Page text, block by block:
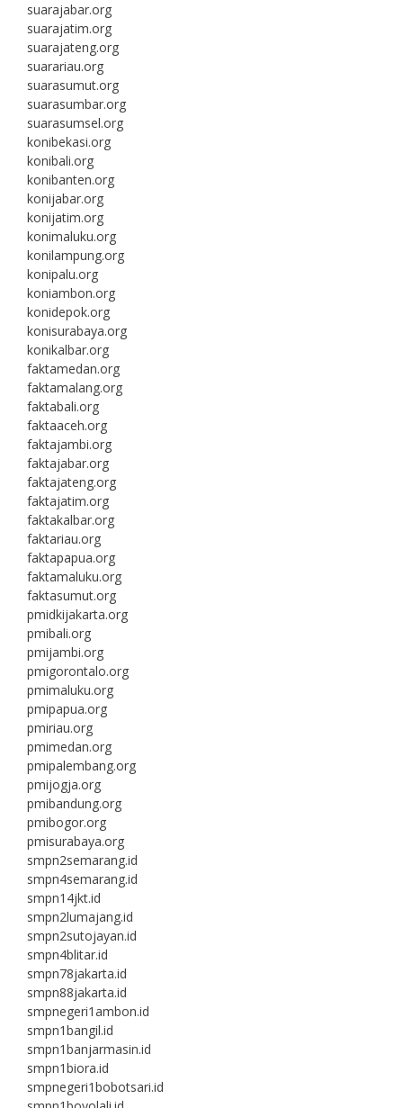
suarajabar.org
suarajatim.org
suarajateng.org
suarariau.org
suarasumut.org
suarasumbar.org
suarasumsel.org
konibekasi.org
konibali.org
konibanten.org
konijabar.org
konijatim.org
konimaluku.org
konilampung.org
konipalu.org
koniambon.org
konidepok.org
konisurabaya.org
konikalbar.org
faktamedan.org
faktamalang.org
faktabali.org
faktaaceh.org
faktajambi.org
faktajabar.org
faktajateng.org
faktajatim.org
faktakalbar.org
faktariau.org
faktapapua.org
faktamaluku.org
faktasumut.org
pmidkijakarta.org
pmibali.org
pmijambi.org
pmigorontalo.org
pmimaluku.org
pmipapua.org
pmiriau.org
pmimedan.org
pmipalembang.org
pmijogja.org
pmibandung.org
pmibogor.org
pmisurabaya.org
smpn2semarang.id
smpn4semarang.id
smpn14jkt.id
smpn2lumajang.id
smpn2sutojayan.id
smpn4blitar.id
smpn78jakarta.id
smpn88jakarta.id
smpnegeri1ambon.id
smpn1bangil.id
smpn1banjarmasin.id
smpn1biora.id
smpnegeri1bobotsari.id